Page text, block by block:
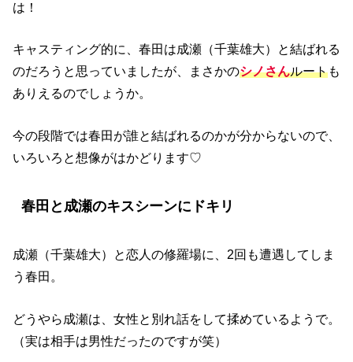
は！
キャスティング的に、春田は成瀬（千葉雄大）と結ばれる
のだろうと思っていましたが、まさかのシノさんルートも
ありえるのでしょうか。
今の段階では春田が誰と結ばれるのかが分からないので、
いろいろと想像がはかどります♡
春田と成瀬のキスシーンにドキリ
成瀬（千葉雄大）と恋人の修羅場に、2回も遭遇してしま
う春田。
どうやら成瀬は、女性と別れ話をして揉めているようで。
（実は相手は男性だったのですが笑）